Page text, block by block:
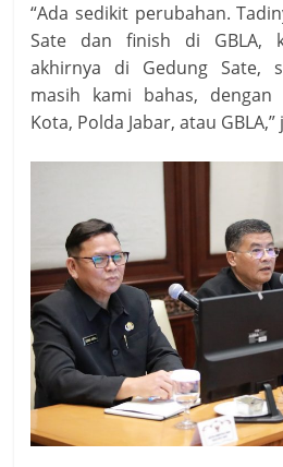
“Ada sedikit perubahan.
Sate dan finish di GBLA,
akhirnya di Gedung Sate,
masih kami bahas,
Kota, Polda Jabar, atau GBLA,”